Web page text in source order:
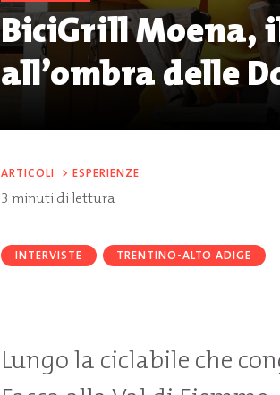
BiciGrill Moena,
all’ombra delle
ARTICOLI > ESPERIENZE
3 minuti di lettura
INTERVISTE TRENTINO-ALTO ADIGE
Lungo la ciclabile che